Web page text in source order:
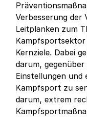
Verbesserung der
Leitplanken zum
Kampfsportsektor
Kernziele. Dabei
darum,
Einstellungen
Kampfsport zu
darum, extrem